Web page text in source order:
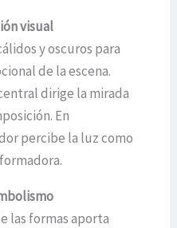
visual
y oscuros para
de la escena.
dirige la mirada
En
percibe la luz como
las formas aporta